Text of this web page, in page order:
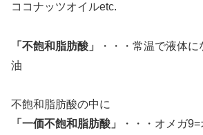
ココナッツオイルetc.
「不飽和脂肪酸」
・・・常温で液体
油
不飽和脂肪酸の中に
「一価不飽和脂肪酸」
・・・オメガ